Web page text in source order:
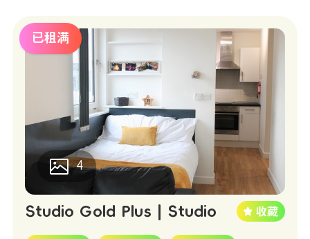
已租满
4
Studio Gold Plus | Studio